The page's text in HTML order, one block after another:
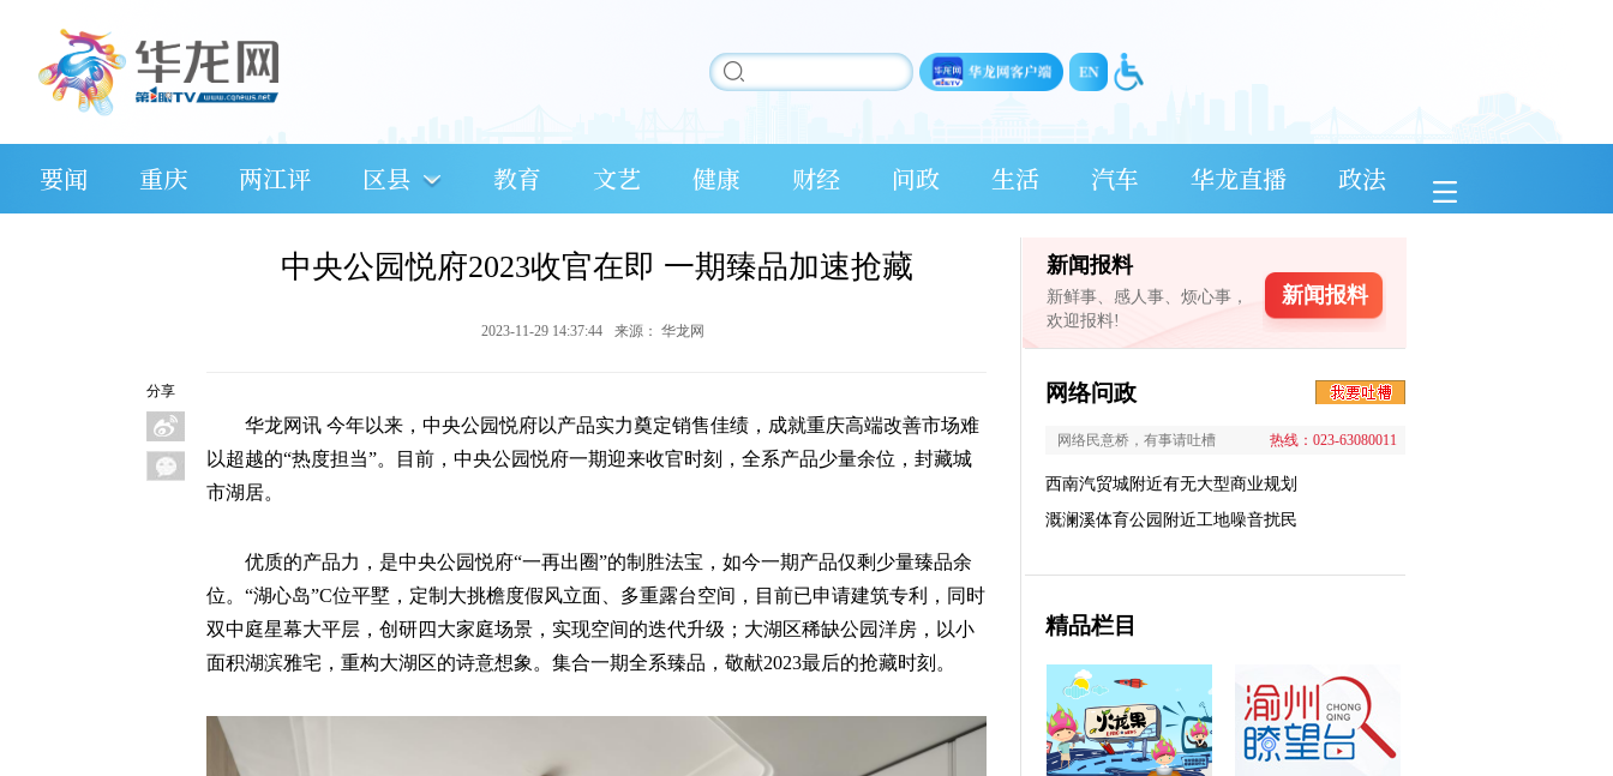
要闻 重庆 两江评 区县 教育 文艺 健康 财经 问政 生活 汽车 华龙直播 政法
分享
中央公园悦府2023收官在即 一期臻品加速抢藏
2023-11-29 14:37:44 来源： 华龙网
华龙网讯 今年以来，中央公园悦府以产品实力奠定销售佳绩，成就重庆高端改善市场难
以超越的“热度担当”。目前，中央公园悦府一期迎来收官时刻，全系产品少量余位，封藏城
市湖居。
优质的产品力，是中央公园悦府“一再出圈”的制胜法宝，如今一期产品仅剩少量臻品余
位。“湖心岛”C位平墅，定制大挑檐度假风立面、多重露台空间，目前已申请建筑专利，同时
双中庭星幕大平层，创研四大家庭场景，实现空间的迭代升级；大湖区稀缺公园洋房，以小
面积湖滨雅宅，重构大湖区的诗意想象。集合一期全系臻品，敬献2023最后的抢藏时刻。
新闻报料
新鲜事、感人事、烦心事，
欢迎报料!
新闻报料
网络问政
网络民意桥，有事请吐槽 热线：023-63080011
西南汽贸城附近有无大型商业规划
溉澜溪体育公园附近工地噪音扰民
精品栏目